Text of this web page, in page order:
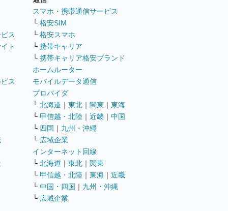
ス
ト
ス
スマホ・携帯通信サービス
└ 格安SIM
└ 格安スマホ
└ 携帯キャリア
└ 携帯キャリア格安ブランド
ホームルーター
モバイルデータ通信
プロバイダ
└ 北海道 ｜ 東北 ｜ 関東 ｜ 東海
└ 甲信越・北陸 ｜ 近畿 ｜ 中国
└ 四国 ｜ 九州・沖縄
└ 広域企業
インターネット回線
└ 北海道 ｜ 東北 ｜ 関東
└ 甲信越・北陸 ｜ 東海 ｜ 近畿
└ 中国・四国 ｜ 九州・沖縄
└ 広域企業